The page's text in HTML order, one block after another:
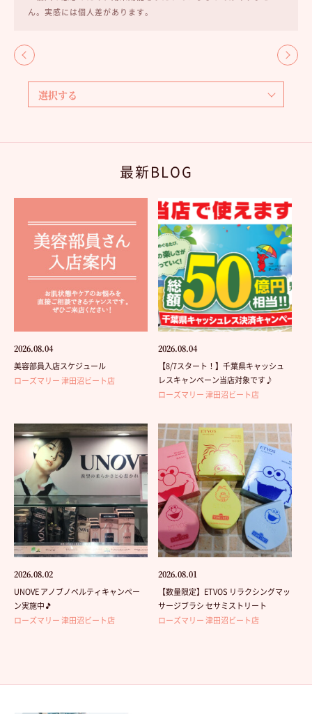
ん。実感には個人差があります。
最新BLOG
2026.08.04
美容部員入店スケジュール
ローズマリー 津田沼ビート店
2026.08.04
【8/7スタート！】千葉県キャッシュ
レスキャンペーン当店対象です♪
ローズマリー 津田沼ビート店
2026.08.02
UNOVE アノブノベルティキャンペー
ン実施中🎵
ローズマリー 津田沼ビート店
2026.08.01
【数量限定】ETVOS リラクシングマッ
サージブラシ セサミストリート
ローズマリー 津田沼ビート店